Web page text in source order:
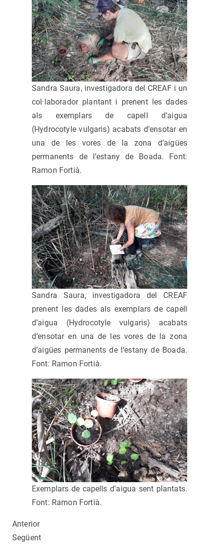
Sandra Saura, investigadora del CREAF i un
col·laborador plantant i prenent les dades
als exemplars de capell d’aigua
(Hydrocotyle vulgaris) acabats d’ensotar en
una de les vores de la zona d’aigües
permanents de l’estany de Boada. Font:
Ramon Fortià.
Sandra Saura, investigadora del CREAF
prenent les dades als exemplars de capell
d’aigua (Hydrocotyle vulgaris) acabats
d’ensotar en una de les vores de la zona
d’aigües permanents de l’estany de Boada.
Font: Ramon Fortià.
Exemplars de capells d'aigua sent plantats.
Font: Ramon Fortià.
Anterior
Següent